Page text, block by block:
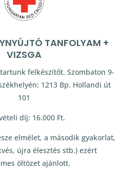
TANFOLYAM +
VIZSGA
felkészítőt. Szombaton 9-
1213 Bp. Hollandi út
101
díj: 16.000 Ft.
elmélet, a második gyakorlat,
újra élesztés stb.) ezért
öltözet ajánlott.